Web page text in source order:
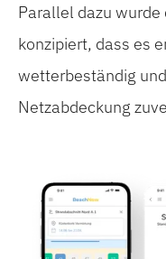
Parallel dazu
konzipiert, dass es
wetterbeständig
Netzabdeckung